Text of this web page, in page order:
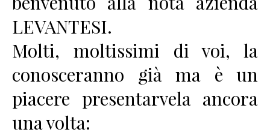
LEVANTESI.
Molti, moltissimi di voi, la
conosceranno già ma è un
piacere presentarvela ancora
una volta: